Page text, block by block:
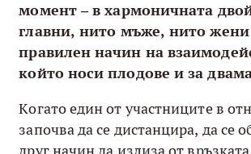
момент–в хармоничната
главни, нито мъже, нито
правилен начин на
който носи плодове и за
Когато един от участниците в
започва да се дистанцира, да се